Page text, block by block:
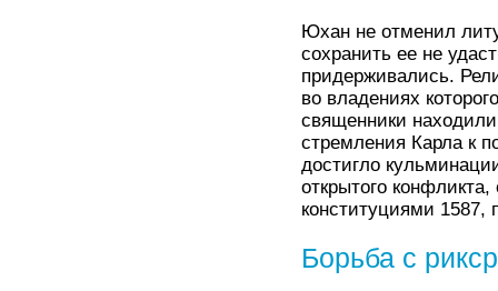
Юхан не отменил
сохранить ее не
придерживались.
во владениях
священники
стремления Карла к
достигло
открытого
конституциями 1587,
Борьба с